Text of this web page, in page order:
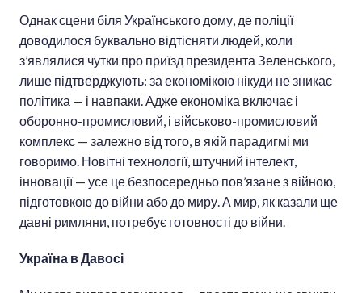
Однак сцени біля Українського дому, де поліції
доводилося буквально відтісняти людей, коли
з’являлися чутки про приїзд президента Зеленського,
лише підтверджують: за економікою нікуди не зникає
політика — і навпаки. Адже економіка включає і
оборонно-промисловий, і військово-промисловий
комплекс — залежно від того, в якій парадигмі ми
говоримо. Новітні технології, штучний інтелект,
інновації — усе це безпосередньо пов’язане з війною,
підготовкою до війни або до миру. А мир, як казали ще
давні римляни, потребує готовності до війни.
Україна в Давосі